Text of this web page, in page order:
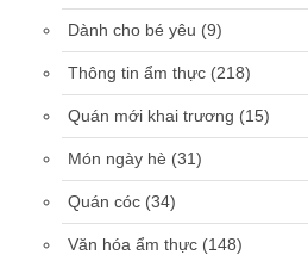
Dành cho bé yêu (9)
Thông tin ẩm thực (218)
Quán mới khai trương (15)
Món ngày hè (31)
Quán cóc (34)
Văn hóa ẩm thực (148)